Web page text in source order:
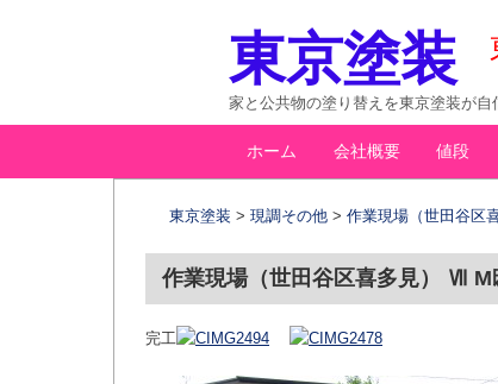
東京塗装
家と公共物の塗り替えを東京塗装が
メインメニュー
コ
ツ
ホーム 会社概要 値段
東京塗装 > 現調その他 > 作業現場（世田谷区
作業現場（世田谷区喜多見） Ⅶ M
完工